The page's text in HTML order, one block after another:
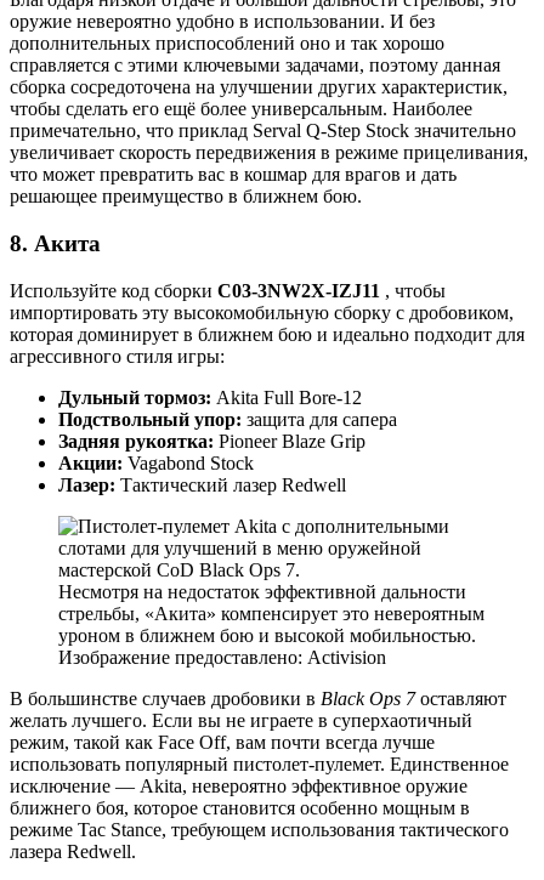
оружие невероятно удобно в использовании. И без
дополнительных приспособлений оно и так хорошо
справляется с этими ключевыми задачами, поэтому данная
сборка сосредоточена на улучшении других характеристик,
чтобы сделать его ещё более универсальным. Наиболее
примечательно, что приклад Serval Q-Step Stock значительно
увеличивает скорость передвижения в режиме прицеливания,
что может превратить вас в кошмар для врагов и дать
решающее преимущество в ближнем бою.
8. Акита
Используйте код сборки C03-3NW2X-IZJ11 , чтобы
импортировать эту высокомобильную сборку с дробовиком,
которая доминирует в ближнем бою и идеально подходит для
агрессивного стиля игры:
Дульный тормоз: Akita Full Bore-12
Подствольный упор: защита для сапера
Задняя рукоятка: Pioneer Blaze Grip
Акции: Vagabond Stock
Лазер: Тактический лазер Redwell
Несмотря на недостаток эффективной дальности
стрельбы, «Акита» компенсирует это невероятным
уроном в ближнем бою и высокой мобильностью.
Изображение предоставлено: Activision
В большинстве случаев дробовики в Black Ops 7оставляют
желать лучшего. Если вы не играете в суперхаотичный
режим, такой как Face Off, вам почти всегда лучше
использовать популярный пистолет-пулемет. Единственное
исключение — Akita, невероятно эффективное оружие
ближнего боя, которое становится особенно мощным в
режиме Tac Stance, требующем использования тактического
лазера Redwell.